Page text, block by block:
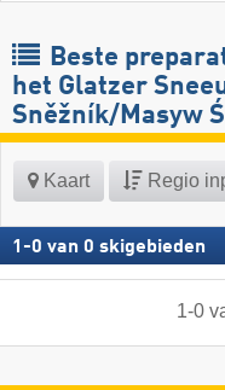
Beste
het Glatzer
Sněžník/​Masyw
Kaart Regio
1 -0 van 0 skigebieden
1-0